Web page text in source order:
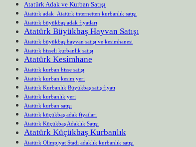
Atatürk Adak ve Kurban Satışı
Atatürk adak Atatürk internetten kurbanlık satışı
Atatürk büyükbaş adak fiyatları
Atatürk Büyükbaş Hayvan Satışı
Atatürk büyükbaş hayvan satışı ve kesimhanesi
Atatürk hisseli kurbanlık satışı
Atatürk Kesimhane
Atatürk kurban hisse satışı
Atatürk kurban kesim yeri
Atatürk Kurbanlık Büyükbaş satış fiyatı
Atatürk kurbanlık yeri
Atatürk kurban satışı
Atatürk küçükbaş adak fiyatları
Atatürk Küçükbaş Adaklık Satışı
Atatürk Küçükbaş Kurbanlık
Atatürk Olimpiyat Stadı adaklık kurbanlık satışı